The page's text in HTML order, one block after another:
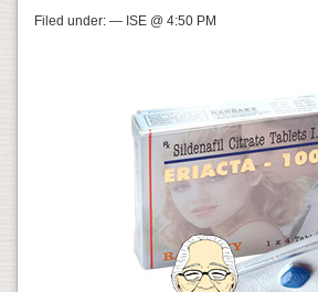
Filed under: — ISE @ 4:50 PM